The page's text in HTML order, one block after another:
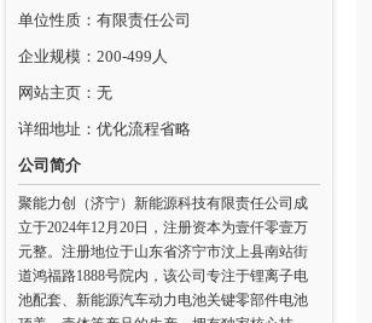
单位性质：有限责任公司
企业规模：200-499人
网站主页：无
详细地址：优化流程省略
公司简介
聚能力创（济宁）新能源科技有限责任公司成
立于2024年12月20日，注册资本为壹仟零壹万
元整。注册地位于山东省济宁市汶上县南站街
道鸿福路1888号院内，该公司专注于锂离子电
池配套、新能源汽车动力电池关键零部件电池